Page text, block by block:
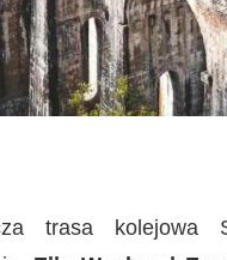
trasa kolejowa